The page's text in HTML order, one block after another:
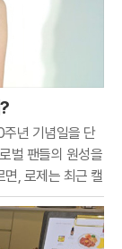
년 기념일을 단
벌 팬들의 원성을
, 로제는 최근 캘
'더 버드 스트릿